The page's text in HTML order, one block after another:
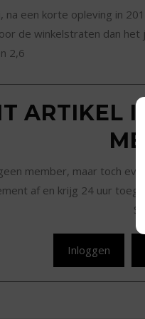
na een korte opleving in
de winkelstraten dan
2,6
ARTIKEL
member, maar toch
af en krijg 24 uur
Inloggen